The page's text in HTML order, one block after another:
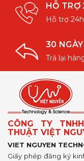
HỖ TRỢ
Hỗ trợ
30
Trả lại
CÔNG TY
THUẬT VIỆT
VIET NGUYEN
Giấy phép đăng ký